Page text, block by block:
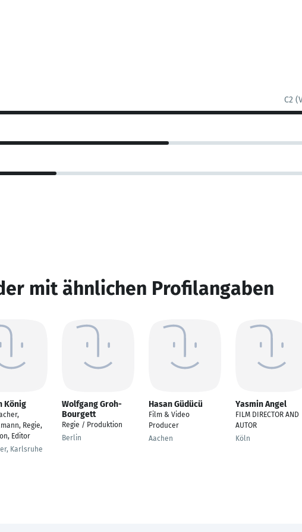
C2
mit ähnlichen Profilangaben
König
Regie,
Editor
Karlsruhe
Wolfgang Groh-
Bourgett
Regie / Produktion
Berlin
Hasan Güdücü
Film & Video
Producer
Aachen
Yasmin Angel
FILM DIRECTOR AND
AUTOR
Köln